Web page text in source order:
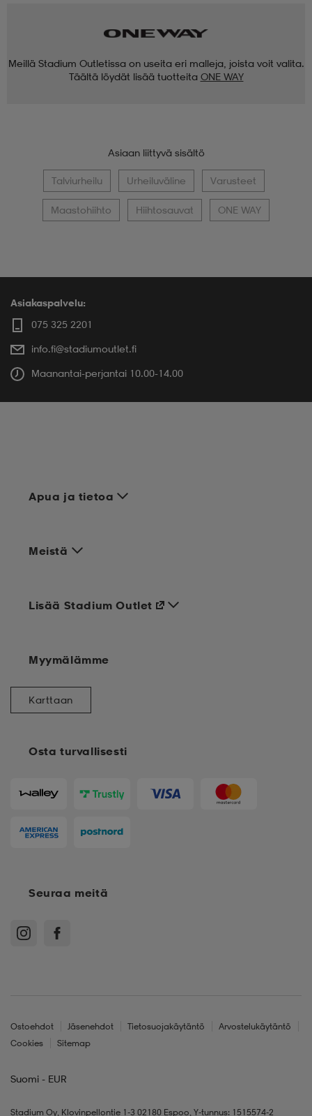
Meillä Stadium Outletissa on useita eri malleja, joista voit valita.
Täältä löydät lisää tuotteita ONE WAY
Asiaan liittyvä sisältö
Talviurheilu Urheiluväline Varusteet
Maastohiihto Hiihtosauvat ONE WAY
Asiakaspalvelu:
075 325 2201
info.fi@stadiumoutlet.fi
Maanantai-perjantai 10.00-14.00
Apua ja tietoa
Meistä
Osta turvallisesti
Lisää Stadium Outlet
Myymälämme
Karttaan
Seuraa meitä
Ostoehdot Jäsenehdot Tietosuojakäytäntö
Arvostelukäytäntö
Cookies
Sitemap
Suomi - EUR
Stadium Oy, Klovinpellontie 1-3 02180 Espoo, Y-tunnus: 1515574-2